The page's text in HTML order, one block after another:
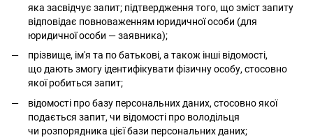
яка засвідчує запит; підтвердження того, що зміст запиту
відповідає повноваженням юридичної особи (для
юридичної особи — заявника);
прізвище, ім'я та по батькові, а також інші відомості,
що дають змогу ідентифікувати фізичну особу, стосовно
якої робиться запит;
відомості про базу персональних даних, стосовно якої
подається запит, чи відомості про володільця
чи розпорядника цієї бази персональних даних;